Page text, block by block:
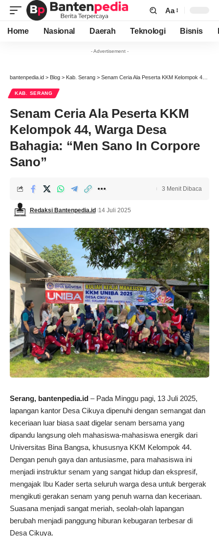
Font
Resizer
Aa
Home Nasional Daerah Teknologi Bisnis
- Advertisement -
bantenpedia.id > Blog > Kab. Serang > Senam Ceria Ala Peserta KKM Kelompok 44, Warga Desa Bahagia: “Men Sano In Corpore Sano”
KAB. SERANG
Senam Ceria Ala Peserta KKM
Kelompok 44, Warga Desa
Bahagia: “Men Sano In Corpore
Sano”
Redaksi Bantenpedia.id 14 Juli 2025
3 Menit Dibaca
Serang, bantenpedia.id – Pada Minggu pagi, 13 Juli 2025,
lapangan kantor Desa Cikuya dipenuhi dengan semangat dan
keceriaan luar biasa saat digelar senam bersama yang
dipandu langsung oleh mahasiswa-mahasiswa energik dari
Universitas Bina Bangsa, khususnya KKM Kelompok 44.
Dengan penuh gaya dan antusiasme, para mahasiswa ini
menjadi instruktur senam yang sangat hidup dan ekspresif,
mengajak Ibu Kader serta seluruh warga desa untuk bergerak
mengikuti gerakan senam yang penuh warna dan keceriaan.
Suasana menjadi sangat meriah, seolah-olah lapangan
berubah menjadi panggung hiburan kebugaran terbesar di
Desa Cikuya.